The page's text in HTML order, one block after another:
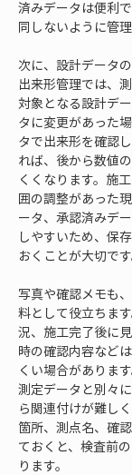
済みデータは便利
同しないように管
次に、設計データ
出来形管理では、
対象となる設計デ
タに変更があった
タで出来形を確認
れば、後から数値
くくなります。施
囲の調整があった
ータ、承認済みデ
しやすいため、保
おくことが大切です
写真や確認メモも
料として役立ちま
況、施工完了後に
時の確認内容など
くい場合がありま
測定データと別々
ら関連付けが難し
箇所、測点名、確
ておくと、検査前
ります。